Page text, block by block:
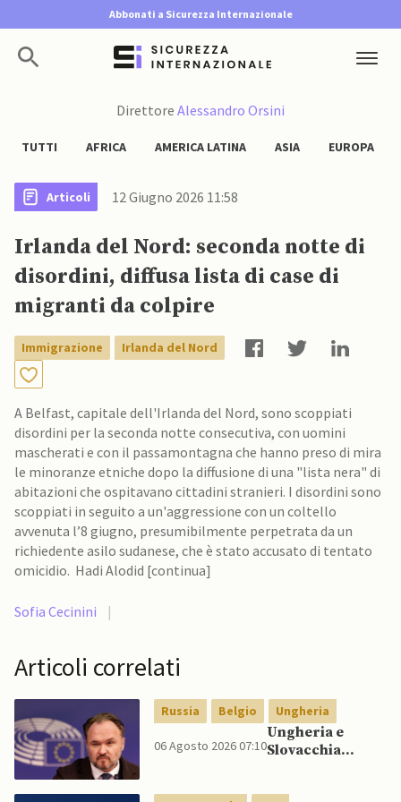
Abbonati a Sicurezza Internazionale
Direttore Alessandro Orsini
TUTTI AFRICA AMERICA LATINA ASIA EUROPA
Articoli 12 Giugno 2026 11:58
Irlanda del Nord: seconda notte di
disordini, diffusa lista di case di
migranti da colpire
Immigrazione Irlanda del Nord
A Belfast, capitale dell'Irlanda del Nord, sono scoppiati
disordini per la seconda notte consecutiva, con uomini
mascherati e con il passamontagna che hanno preso di mira
le minoranze etniche dopo la diffusione di una "lista nera" di
abitazioni che ospitavano cittadini stranieri. I disordini sono
scoppiati in seguito a un'aggressione con un coltello
avvenuta l’8 giugno, presumibilmente perpetrata da un
richiedente asilo sudanese, che è stato accusato di tentato
omicidio. Hadi Alodid [continua]
Sofia Cecinini |
Articoli correlati
Russia Belgio Ungheria
06 Agosto 2026 07:10
Ungheria e
Slovacchia